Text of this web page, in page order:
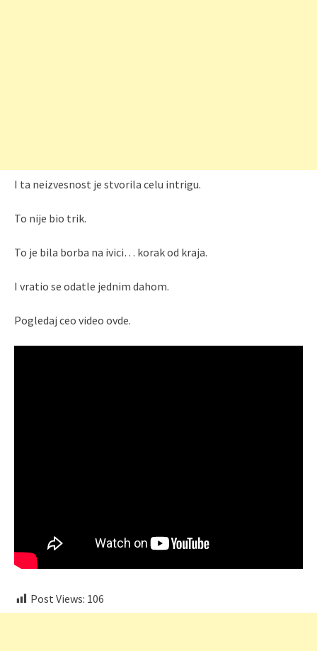
I ta neizvesnost je stvorila celu intrigu.
To nije bio trik.
To je bila borba na ivici… korak od kraja.
I vratio se odatle jednim dahom.
Pogledaj ceo video ovde.
Post Views: 106